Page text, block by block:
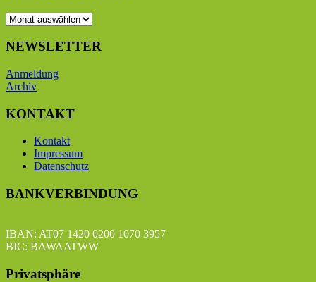
BEITRAGSARCHIV
NEWSLETTER
Anmeldung
Archiv
KONTAKT
Kontakt
Impressum
Datenschutz
BANKVERBINDUNG
IBAN: AT07 1420 0200 1070 3957
BIC: BAWAATWW
Privatsphäre